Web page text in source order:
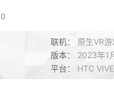
0
联机： 原生VR游
版本： 2023年1
平台： HTC